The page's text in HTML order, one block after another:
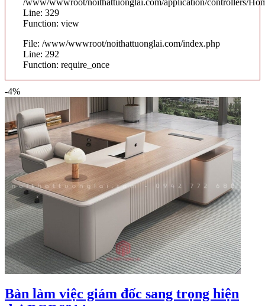
/www/wwwroot/noithattuonglai.com/application/controllers/
Line: 329
Function: view
File: /www/wwwroot/noithattuonglai.com/index.php
Line: 292
Function: require_once
-4%
Bàn làm việc giám đốc sang trọng hiện